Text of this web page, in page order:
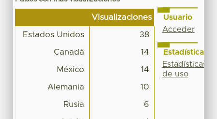
Visualizaciones
Estados Unidos 38
Canadá 14
México 14
Alemania 10
Rusia 6
Usuario
Acceder
Estadísticas
Estadísticas
de uso